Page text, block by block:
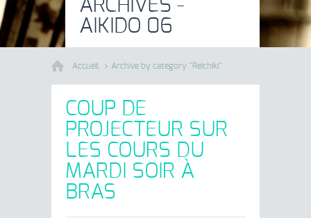
ARCHIVES -
AIKIDO 06
Accueil Archive by category "Reichiki"
COUP DE
PROJECTEUR SUR
LES COURS DU
MARDI SOIR À
BRAS